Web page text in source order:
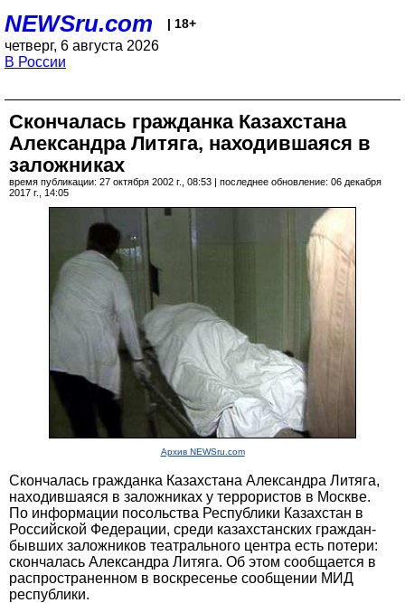
NEWSru.com | 18+
четверг, 6 августа 2026
В России
Скончалась гражданка Казахстана
Александра Литяга, находившаяся в
заложниках
время публикации: 27 октября 2002 г., 08:53 | последнее обновление: 06 декабря
2017 г., 14:05
Архив NEWSru.com
Скончалась гражданка Казахстана Александра Литяга,
находившаяся в заложниках у террористов в Москве.
По информации посольства Республики Казахстан в
Российской Федерации, среди казахстанских граждан-
бывших заложников театрального центра есть потери:
скончалась Александра Литяга. Об этом сообщается в
распространенном в воскресенье сообщении МИД
республики.